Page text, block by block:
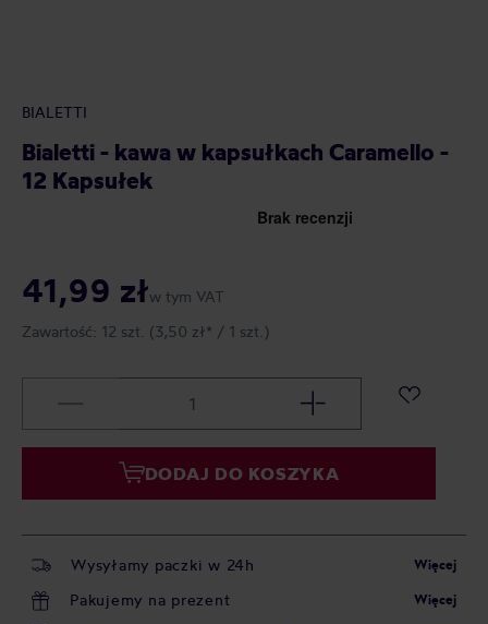
BIALETTI
Bialetti - kawa w kapsułkach Caramello -
12 Kapsułek
41,99 złw tym VAT
Zawartość: 12 szt. (3,50 zł* / 1 szt.)
DODAJ DO KOSZYKA
Wysyłamy paczki w 24h Więcej
Pakujemy na prezent Więcej